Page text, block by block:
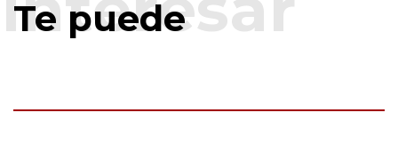
Te puede